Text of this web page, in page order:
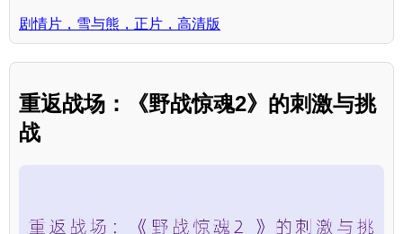
剧情片，雪与熊，正片，高清版
重返战场：《野战惊魂2》的刺激与挑
战